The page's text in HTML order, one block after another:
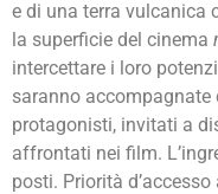
e di una terra vulcanica
la superficie del cinema
intercettare i loro
saranno
protagonisti, invitati a
affrontati nei film.
posti. Priorità